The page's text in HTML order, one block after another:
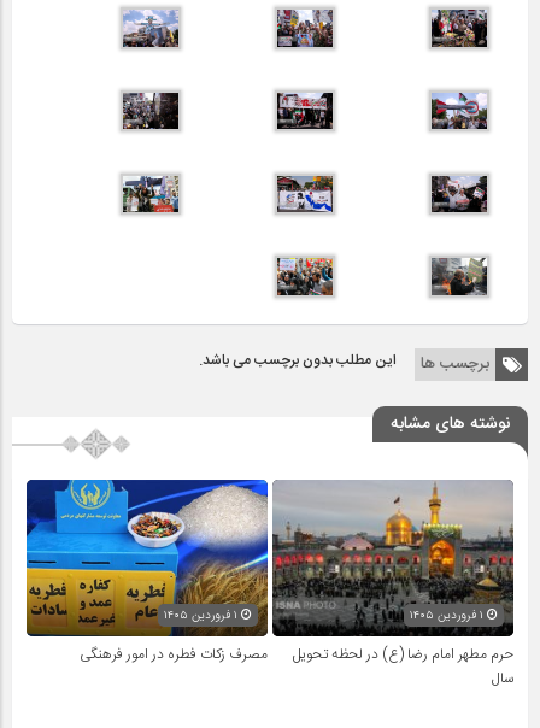
برچسب ها این مطلب بدون برچسب می باشد.
نوشته های مشابه
حرم مطهر امام رضا (ع) در لحظه تحویل
سال
مصرف زکات فطره در امور فرهنگی